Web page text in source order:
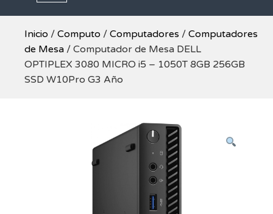
Inicio / Computo / Computadores / Computadores
de Mesa / Computador de Mesa DELL
OPTIPLEX 3080 MICRO i5 – 1050T 8GB 256GB
SSD W10Pro G3 Año